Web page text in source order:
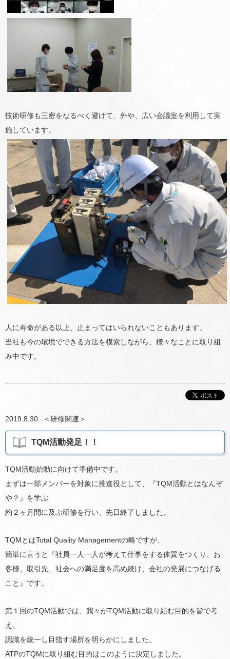
技術研修も三密をなるべく避けて、外や、広い会議室を利用して実
施しています。
人に寿命がある以上、止まってはいられないこともあります。
当社も今の環境でできる方法を模索しながら、様々なことに取り組
み中です。
2019.8.30 ＜研修関連 ＞
TQM活動発足！！
TQM活動始動に向けて準備中です。
まずは一部メンバーを対象に推進役として、『TQM活動とはなんぞ
や？』を学ぶ
約２ヶ月間に及ぶ研修を行い、先日終了しました。
TQMとはTotal Quality Managementの略ですが、
簡単に言うと『社員一人一人が考えて仕事をする体質をつくり、お
客様、取引先、社会への満足度を高め続け、会社の発展につなげる
こと』です。
第１回のTQM活動では、我々がTQM活動に取り組む目的を皆で考
え、
認識を統一し目指す場所を明らかにしました。
ATPのTQMに取り組む目的はこのように決定しました。